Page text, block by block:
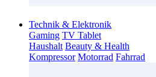
Technik & Elektronik
Gaming TV Tablet
Haushalt Beauty & Health
Kompressor Motorrad Fahrrad